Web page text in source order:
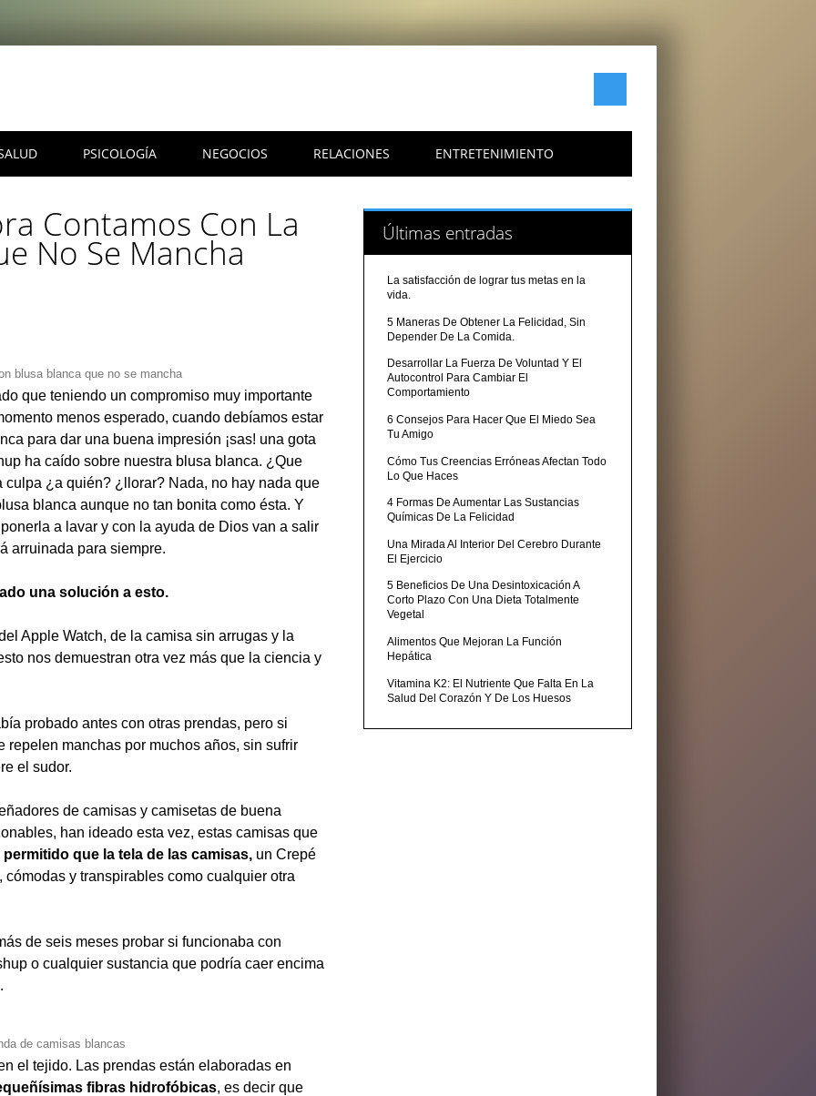
PSICOLOGÍA NEGOCIOS RELACIONES ENTRETENIMIENTO
Contamos Con La
No Se Mancha
blusa blanca que no se mancha
que teniendo un compromiso muy importante
menos esperado, cuando debíamos estar
para dar una buena impresión ¡sas! una gota
ha caído sobre nuestra blusa blanca. ¿Que
culpa ¿a quién? ¿llorar? Nada, no hay nada que
blanca aunque no tan bonita como ésta. Y
a lavar y con la ayuda de Dios van a salir
arruinada para siempre.
una solución a esto.
Apple Watch, de la camisa sin arrugas y la
nos demuestran otra vez más que la ciencia y
probado antes con otras prendas, pero si
repelen manchas por muchos años, sin sufrir
el sudor.
de camisas y camisetas de buena
han ideado esta vez, estas camisas que
que la tela de las camisas, un Crepé
y transpirables como cualquier otra
de seis meses probar si funcionaba con
o cualquier sustancia que podría caer encima
de camisas blancas
el tejido. Las prendas están elaboradas en
fibras hidrofóbicas, es decir que
Últimas entradas
La satisfacción de lograr tus metas en la
vida.
5 Maneras De Obtener La Felicidad, Sin
Depender De La Comida.
Desarrollar La Fuerza De Voluntad Y El
Autocontrol Para Cambiar El
Comportamiento
6 Consejos Para Hacer Que El Miedo Sea
Tu Amigo
Cómo Tus Creencias Erróneas Afectan Todo
Lo Que Haces
4 Formas De Aumentar Las Sustancias
Químicas De La Felicidad
Una Mirada Al Interior Del Cerebro Durante
El Ejercicio
5 Beneficios De Una Desintoxicación A
Corto Plazo Con Una Dieta Totalmente
Vegetal
Alimentos Que Mejoran La Función
Hepática
Vitamina K2: El Nutriente Que Falta En La
Salud Del Corazón Y De Los Huesos